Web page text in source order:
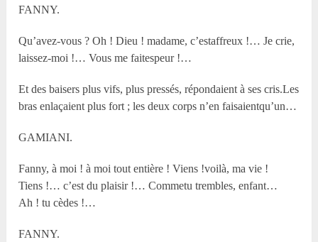
FANNY.
Qu’avez-vous ? Oh ! Dieu ! madame, c’estaffreux !… Je crie,
laissez-moi !… Vous me faitespeur !…
Et des baisers plus vifs, plus pressés, répondaient à ses cris.Les
bras enlaçaient plus fort ; les deux corps n’en faisaientqu’un…
GAMIANI.
Fanny, à moi ! à moi tout entière ! Viens !voilà, ma vie !
Tiens !… c’est du plaisir !… Commetu trembles, enfant…
Ah ! tu cèdes !…
FANNY.